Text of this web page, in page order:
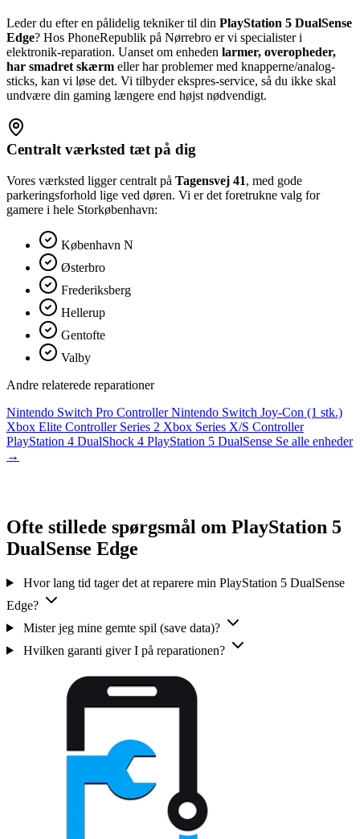
Leder du efter en pålidelig tekniker til din PlayStation 5 DualSense
Edge? Hos PhoneRepublik på Nørrebro er vi specialister i
elektronik-reparation. Uanset om enheden larmer, overopheder,
har smadret skærm eller har problemer med knapperne/analog-
sticks, kan vi løse det. Vi tilbyder ekspres-service, så du ikke skal
undvære din gaming længere end højst nødvendigt.
Centralt værksted tæt på dig
Vores værksted ligger centralt på Tagensvej 41, med gode
parkeringsforhold lige ved døren. Vi er det foretrukne valg for
gamere i hele Storkøbenhavn:
København N
Østerbro
Frederiksberg
Hellerup
Gentofte
Valby
Andre relaterede reparationer
Nintendo Switch Pro ControllerNintendo Switch Joy-Con (1 stk.)
Xbox Elite Controller Series 2 Xbox Series X/S Controller
PlayStation 4 DualShock 4 PlayStation 5 DualSense Se alle enheder
→
Ofte stillede spørgsmål om PlayStation 5
DualSense Edge
Hvor lang tid tager det at reparere min PlayStation 5 DualSense
Edge?
Mister jeg mine gemte spil (save data)?
Hvilken garanti giver I på reparationen?